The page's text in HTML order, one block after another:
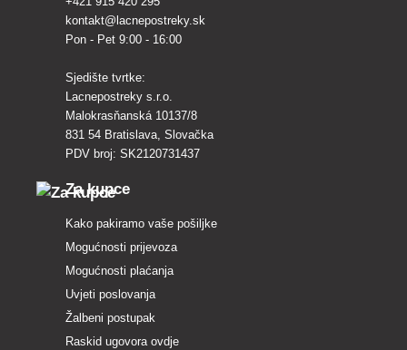
kontakt@lacnepostreky.sk
Pon - Pet 9:00 - 16:00
Sjedište tvrtke:
Lacnepostreky s.r.o.
Malokrasňanská 10137/8
831 54 Bratislava, Slovačka
PDV broj: SK2120731437
Za kupce
Kako pakiramo vaše pošiljke
Mogućnosti prijevoza
Mogućnosti plaćanja
Uvjeti poslovanja
Žalbeni postupak
Raskid ugovora ovdje